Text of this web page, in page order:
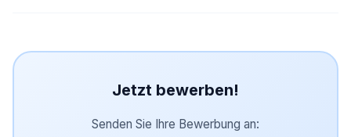
Jetzt bewerben!
Senden Sie Ihre Bewerbung an: